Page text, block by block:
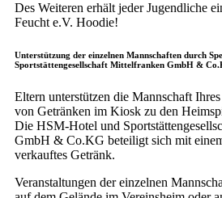
Des Weiteren erhält jeder Jugendliche
Feucht e.V. Hoodie!
Unterstützung der einzelnen Mannschaften durch
Sportstättengesellschaft Mittelfranken GmbH &
Eltern unterstützen die Mannschaft
von Getränken im Kiosk zu den
Die HSM-Hotel und
GmbH & Co.KG beteiligt sich mit
verkauftes Getränk.
Veranstaltungen der einzelnen